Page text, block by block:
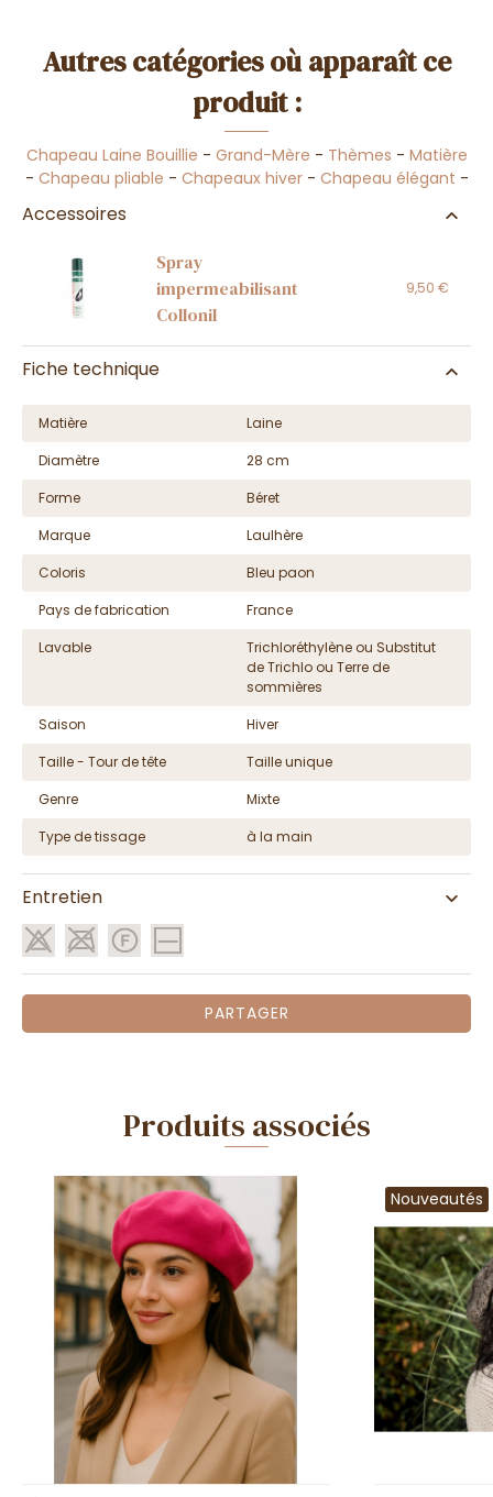
Autres catégories où apparaît ce
produit :
Chapeau Laine Bouillie - Grand-Mère - Thèmes - Matière
- Chapeau pliable - Chapeaux hiver- Chapeau élégant -
Accessoires
Spray
impermeabilisant
Collonil
9,50 €
Fiche technique
Matière
Laine
Diamètre
28 cm
Forme
Béret
Marque
Laulhère
Coloris
Bleu paon
Pays de fabrication
France
Lavable
Trichloréthylène ou Substitut
de Trichlo ou Terre de
sommières
Saison
Hiver
Taille - Tour de tête
Taille unique
Genre
Mixte
Type de tissage
à la main
Entretien
PARTAGER
Produits associés
Nouveautés